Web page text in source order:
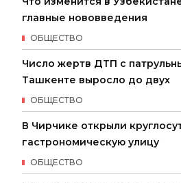
главные нововведения
ОБЩЕСТВО
Число жертв ДТП с
Ташкенте выросло до двух
ОБЩЕСТВО
В Чирчике открыли
гастрономическую улицу
ОБЩЕСТВО